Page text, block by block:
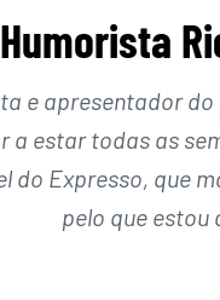
Humorista
e apresentador
a estar todas as
do Expresso, que
pelo que estou